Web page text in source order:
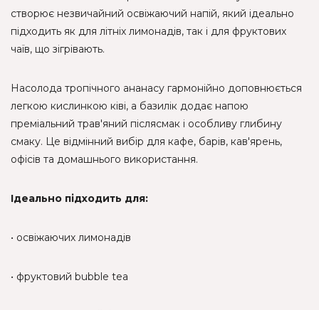
створює незвичайний освіжаючий напій, який ідеально
підходить як для літніх лимонадів, так і для фруктових
чаїв, що зігрівають.
Насолода тропічного ананасу гармонійно доповнюється
легкою кислинкою ківі, а базилік додає напою
преміальний трав'яний післясмак і особливу глибину
смаку. Це відмінний вибір для кафе, барів, кав'ярень,
офісів та домашнього використання.
Ідеально підходить для:
• освіжаючих лимонадів
• фруктовий bubble tea